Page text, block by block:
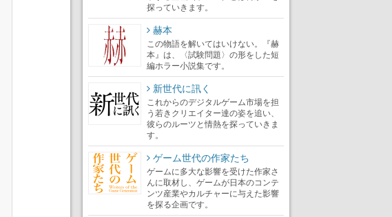
探っていきます。
赫本
この物語を解いてはいけない。『赫
本』は、〈試験問題〉の形をした短
編ホラー小説集です。
新世代に訊く
これからのデジタルゲーム市場を担
う若きクリエイター達の姿を追い、
彼らのルーツと情熱を探っていきま
す。
ゲーム世代の作家たち
ゲームに多大な影響を受けた作家さ
んに取材し、ゲームが日本のコンテ
ンツ産業やカルチャーに与えた影響
を探る企画です。